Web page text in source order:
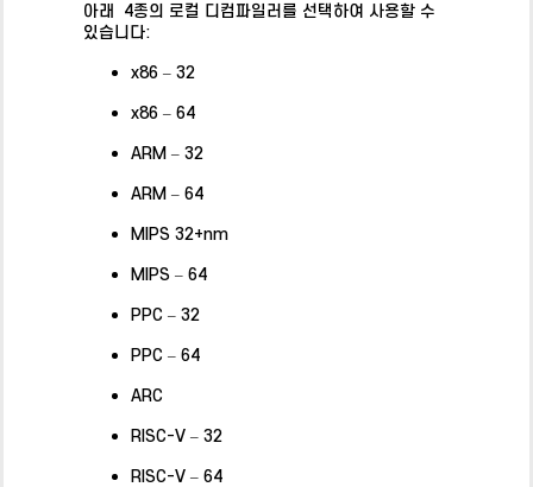
아래 4종의 로컬 디컴파일러를 선택하여 사용할 수
있습니다:
x86 – 32
x86 – 64
ARM – 32
ARM – 64
MIPS 32+nm
MIPS – 64
PPC – 32
PPC – 64
ARC
RISC-V – 32
RISC-V – 64